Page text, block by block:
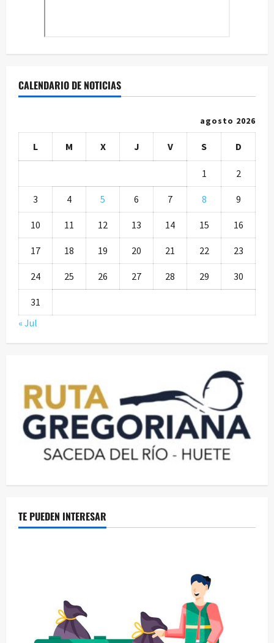
CALENDARIO DE NOTICIAS
agosto 2026
L M X J V S D
1 2
3 4 5 6 7 8 9
10 11 12 13 14 15 16
17 18 19 20 21 22 23
24 25 26 27 28 29 30
31
« Jul
TE PUEDEN INTERESAR